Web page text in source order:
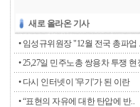
새로 올라온 기사
• 임성규위원장 "12월 전국 총파업
• 25,27일 민주노총 쌍용차 투쟁 현
• 다시 인터넷이 '무기'가 된 이란
• “표현의 자유에 대한 탄압에 반..